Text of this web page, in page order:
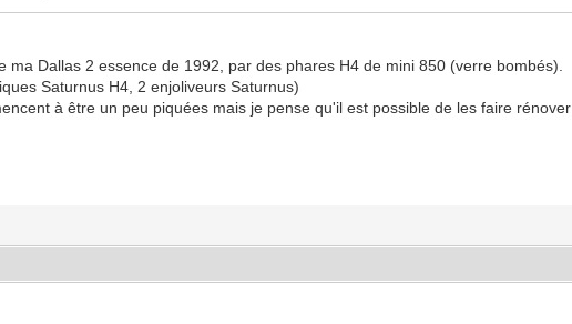
Dallas 2 essence de 1992, par des phares H4 de mini 850 (verre bombés).
Saturnus H4, 2 enjoliveurs Saturnus)
à être un peu piquées mais je pense qu'il est possible de les faire rénover